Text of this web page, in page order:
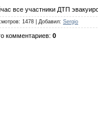
все участники ДТП
: 1478 | Добавил: Sergio
комментариев: 0